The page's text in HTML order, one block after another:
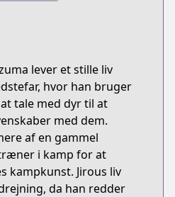
lever et stille liv
hvor han bruger
tale med dyr til at
med dem.
af en gammel
i kamp for at
kampkunst. Jirous liv
da han redder